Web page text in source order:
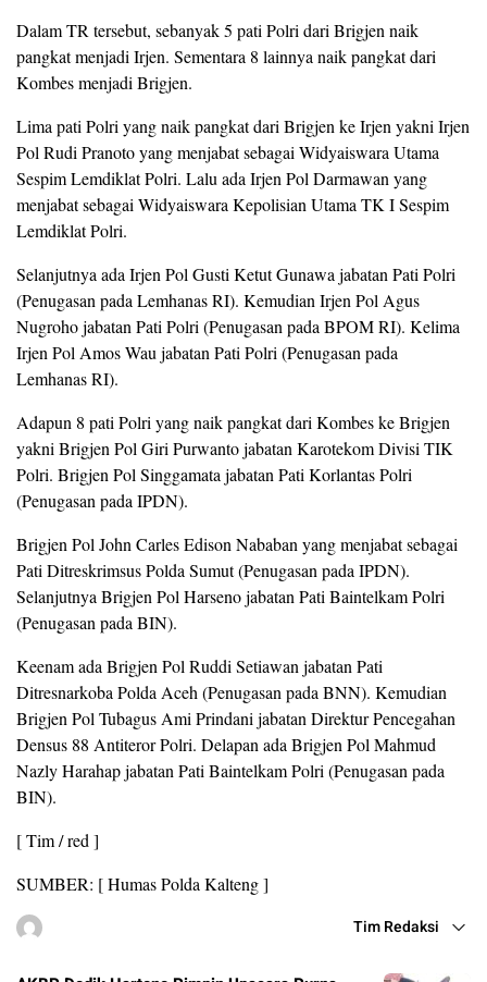
Dalam TR tersebut, sebanyak 5 pati Polri dari Brigjen naik
pangkat menjadi Irjen. Sementara 8 lainnya naik pangkat dari
Kombes menjadi Brigjen.
Lima pati Polri yang naik pangkat dari Brigjen ke Irjen yakni Irjen
Pol Rudi Pranoto yang menjabat sebagai Widyaiswara Utama
Sespim Lemdiklat Polri. Lalu ada Irjen Pol Darmawan yang
menjabat sebagai Widyaiswara Kepolisian Utama TK I Sespim
Lemdiklat Polri.
Selanjutnya ada Irjen Pol Gusti Ketut Gunawa jabatan Pati Polri
(Penugasan pada Lemhanas RI). Kemudian Irjen Pol Agus
Nugroho jabatan Pati Polri (Penugasan pada BPOM RI). Kelima
Irjen Pol Amos Wau jabatan Pati Polri (Penugasan pada
Lemhanas RI).
Adapun 8 pati Polri yang naik pangkat dari Kombes ke Brigjen
yakni Brigjen Pol Giri Purwanto jabatan Karotekom Divisi TIK
Polri. Brigjen Pol Singgamata jabatan Pati Korlantas Polri
(Penugasan pada IPDN).
Brigjen Pol John Carles Edison Nababan yang menjabat sebagai
Pati Ditreskrimsus Polda Sumut (Penugasan pada IPDN).
Selanjutnya Brigjen Pol Harseno jabatan Pati Baintelkam Polri
(Penugasan pada BIN).
Keenam ada Brigjen Pol Ruddi Setiawan jabatan Pati
Ditresnarkoba Polda Aceh (Penugasan pada BNN). Kemudian
Brigjen Pol Tubagus Ami Prindani jabatan Direktur Pencegahan
Densus 88 Antiteror Polri. Delapan ada Brigjen Pol Mahmud
Nazly Harahap jabatan Pati Baintelkam Polri (Penugasan pada
BIN).
[ Tim / red ]
SUMBER: [ Humas Polda Kalteng ]
Tim Redaksi